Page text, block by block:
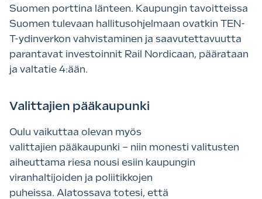
Suomen porttina länteen. Kaupungin tavoitteissa
Suomen tulevaan hallitusohjelmaan ovatkin TEN-
T-ydinverkon vahvistaminen ja saavutettavuutta
parantavat investoinnit Rail Nordicaan, päärataan
ja valtatie 4:ään.
Valittajien pääkaupunki
Oulu vaikuttaa olevan myös
valittajien pääkaupunki – niin monesti valitusten
aiheuttama riesa nousi esiin kaupungin
viranhaltijoiden ja poliitikkojen
puheissa. Alatossava totesi, että